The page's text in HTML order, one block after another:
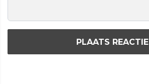
PLAATS REACTIE